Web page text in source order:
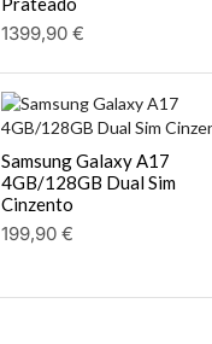
1399,90 €
Samsung Galaxy A17
4GB/128GB Dual Sim
Cinzento
199,90 €